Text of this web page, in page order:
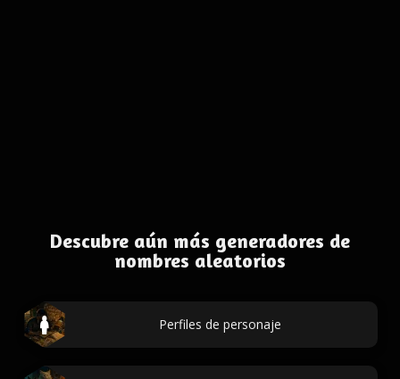
Descubre aún más generadores de
nombres aleatorios
Perfiles de personaje